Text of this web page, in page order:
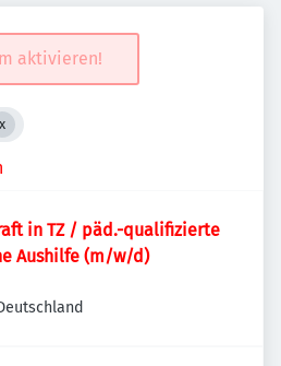
aktivieren!
in TZ / päd.-qualifizierte
Aushilfe (m/w/d)